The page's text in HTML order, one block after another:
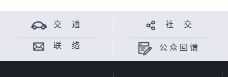
交 通 社 交
联 络 公众回馈